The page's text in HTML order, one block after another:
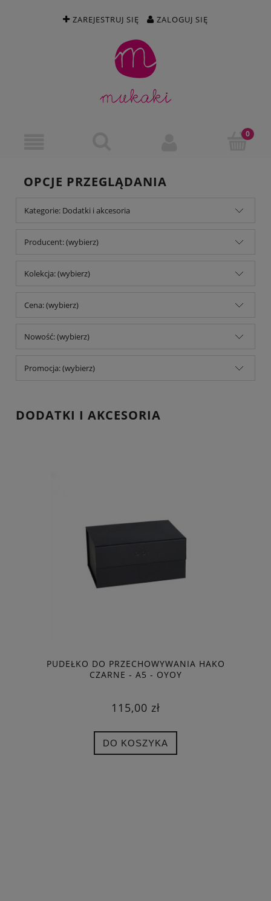
ZAREJESTRUJ SIĘ ZALOGUJ SIĘ
OPCJE PRZEGLĄDANIA
Kategorie: Dodatki i akcesoria
Producent: (wybierz)
Kolekcja: (wybierz)
Cena: (wybierz)
Nowość: (wybierz)
Promocja: (wybierz)
DODATKI I AKCESORIA
PUDEŁKO DO PRZECHOWYWANIA HAKO
CZARNE - A5 - OYOY
115,00 zł
DO KOSZYKA